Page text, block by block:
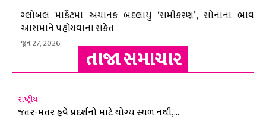
ગ્લોબલ માર્કેટમાં અચાનક બદલાયું ‘સમીકરણ’, સોનાના ભાવ
આસમાને પહોંચવાના સંકેત
જૂન 27, 2026
તાજા સમાચાર
રાષ્ટ્રીય
જંતર-મંતર હવે પ્રદર્શનો માટે યોગ્ય સ્થળ નથી,...